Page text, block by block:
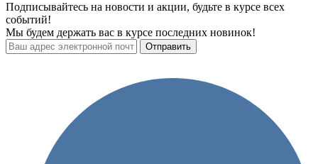
Подписывайтесь на новости и акции, будьте в курсе всех
событий!
Мы будем держать вас в курсе последних новинок!